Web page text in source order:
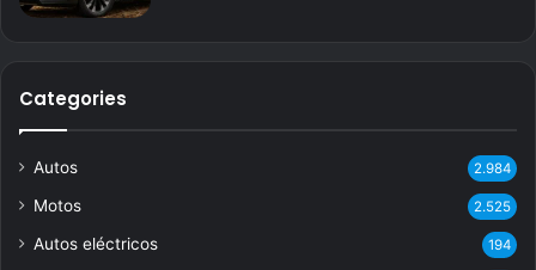
Categories
Autos 2.984
Motos 2.525
Autos eléctricos 194